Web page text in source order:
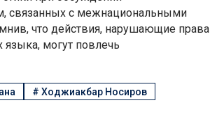
связанных с межнациональными
что действия, нарушающие права
языка, могут повлечь
# Ходжиакбар Носиров